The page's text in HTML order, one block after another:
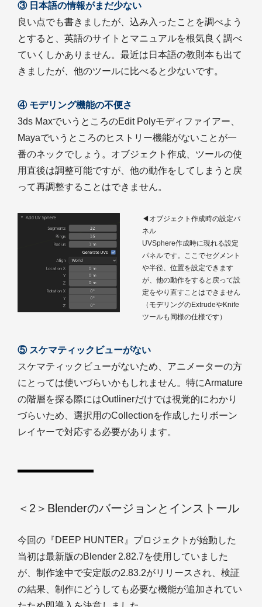
③ 日本語の情報がまだ少ない
良い点でも書きましたが、込み入ったことを調べよう
とすると、英語のサイトとマニュアルを根気良く調べ
ていくしかありません。最近は日本語の教則本も出て
きましたが、他のツールに比べると少ないです。
④ モデリング機能の不便さ
3ds MaxでいうところのEdit Polyモディファイアー、
Mayaでいうところのヒストリー機能がないことが一
番のネックでしょう。オブジェクト作成、ツールの使
用直後は調整可能ですが、他の動作をしてしまうと戻
って再調整することはできません。
◀オブジェクト作成時の設定パ
ネル
UVSphere作成時に現れる設定
パネルです。ここでセグメント
や半径、位置を設定できます
が、他の動作をすると戻って設
定をやり直すことはできません
（モデリングのExtrudeやKnife
ツールも同様の仕様です）
⑤ スケマティックビューがない
スケマティックビューがないため、アニメーターの方
にとっては使いづらいかもしれません。特にArmature
の階層を探る際にはOutlinerだけでは視覚的にわかり
づらいため、選択用のCollectionを作成したりボーン
レイヤーで対応する必要があります。
＜2＞Blenderのバージョンとインストール
今回の『DEEP HUNTER』プロジェクトが始動した
当初は最新版のBlender 2.82.7を使用していました
が、制作途中で安定版の2.83.2がリリースされ、検証
の結果、制作にどうしても必要な機能が追加されてい